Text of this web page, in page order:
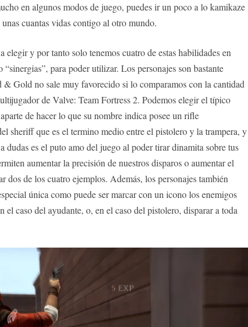
en algunos modos de juego, puedes ir un poco a lo kamikaze
cuantas vidas contigo al otro mundo.
elegir y por tanto solo tenemos cuatro de estas habilidades en
para poder utilizar. Los personajes son bastante
& Gold no sale muy favorecido si lo comparamos con la cantidad
de Valve: Team Fortress 2. Podemos elegir el típico
de hacer lo que su nombre indica posee un rifle
sheriff que es el termino medio entre el pistolero y la trampera, y
dudas es el puto amo del juego al poder tirar dinamita sobre tus
aumentar la precisión de nuestros disparos o aumentar el
dos de los cuatro ejemplos. Además, los personajes también
única como puede ser marcar con un icono los enemigos
el caso del ayudante, o, en el caso del pistolero, disparar a toda